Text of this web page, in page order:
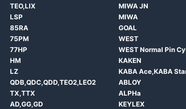
TEO,LIX
LSP
85RA
75PM
77HP
HM
LZ
QDB,QDC,QDD,TEO2,LEO2
TX,TTX
AD,GG,GD
MIWA JN
MIWA
GOAL
WEST
WEST Normal Pin
KAKEN
KABA Ace,KABA
ABLOY
ALPHa
KEYLEX